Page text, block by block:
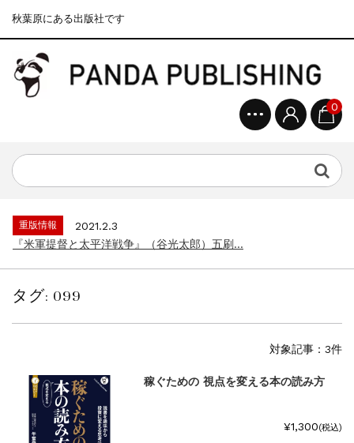
秋葉原にある出版社です
0
『F-2超入門』（関 賢太郎）三刷...
重版情報
2021.3.25
重版情報
2021.2.3
『米軍提督と太平洋戦争』（谷光太郎）五刷...
重版情報
2020.12.18
重版情報
2021.3.25
『〈決定版〉ソ連・ロシア 戦車王国の系譜...
重版情報
2021.2.3
『米軍提督と太平洋戦争』（谷光太郎）五刷...
タグ:099
対象記事：3件
稼ぐための 視点を変える本の読み方
¥1,300(税込)